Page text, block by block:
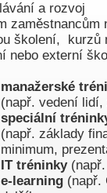
a rozvoj
školení, kurzů
nebo externí
manažerské
(např. vedení
speciální
(např. základy
minimum,
IT tréninky
e-learning (např.